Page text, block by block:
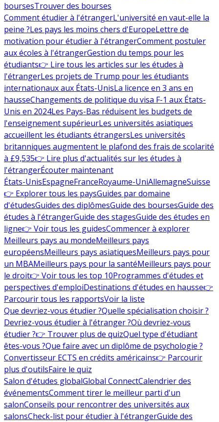
boursesTrouver des bourses
Comment étudier à l'étrangerL'université en vaut-elle la
peine ?Les pays les moins chers d'EuropeLettre de
motivation pour étudier à l'étrangerComment postuler
aux écoles à l'étrangerGestion du temps pour les
étudiants👉 Lire tous les articles sur les études à
l'étrangerLes projets de Trump pour les étudiants
internationaux aux États-UnisLa licence en 3 ans en
hausseChangements de politique du visa F-1 aux États-
Unis en 2024Les Pays-Bas réduisent les budgets de
l'enseignement supérieurLes universités asiatiques
accueillent les étudiants étrangersLes universités
britanniques augmentent le plafond des frais de scolarité
à £9,535👉 Lire plus d'actualités sur les études à
l'étrangerÉcouter maintenant
États-UnisEspagneFranceRoyaume-UniAllemagneSuisse
👉 Explorer tous les paysGuides par domaine
d'étudesGuides des diplômesGuide des boursesGuide des
études à l'étrangerGuide des stagesGuide des études en
ligne👉 Voir tous les guidesCommencer à explorer
Meilleurs pays au mondeMeilleurs pays
européensMeilleurs pays asiatiquesMeilleurs pays pour
un MBAMeilleurs pays pour la santéMeilleurs pays pour
le droit👉 Voir tous les top 10Programmes d'études et
perspectives d'emploiDestinations d'études en hausse👉
Parcourir tous les rapportsVoir la liste
Que devriez-vous étudier ?Quelle spécialisation choisir ?
Devriez-vous étudier à l'étranger ?Où devriez-vous
étudier ?👉 Trouver plus de quizQuel type d'étudiant
êtes-vous ?Que faire avec un diplôme de psychologie ?
Convertisseur ECTS en crédits américains👉 Parcourir
plus d'outilsFaire le quiz
Salon d'études globalGlobal ConnectCalendrier des
événementsComment tirer le meilleur parti d'un
salonConseils pour rencontrer des universités aux
salonsCheck-list pour étudier à l'étrangerGuide des